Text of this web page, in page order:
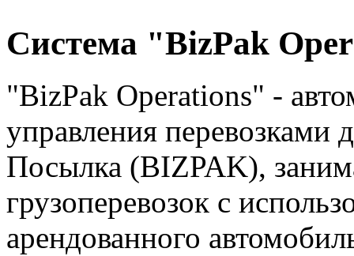
Система "BizPak
"BizPak Operations" -
управления перевозками
Посылка (BIZPAK),
грузоперевозок с
арендованного